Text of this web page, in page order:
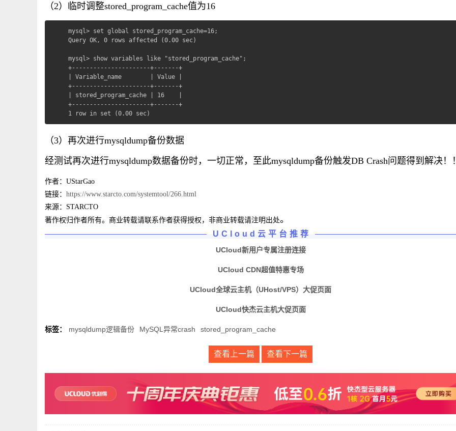
（2）临时调整stored_program_cache值为16
mysql> set global stored_program_cache=16;
Query OK, 0 rows affected (0.00 sec)
mysql> show variables like "stored_program_cache";
+----------------------+-------+
| Variable_name        | Value |
+----------------------+-------+
| stored_program_cache | 16    |
+----------------------+-------+
1 row in set (0.00 sec)
（3）再次进行mysqldump备份数据
经测试再次进行mysqldump数据备份时，一切正常，至此mysqldump备份触发DB Crash问题得到解决！
作者：UStarGao
链接： https://www.starcto.com/systemtool/266.html
来源：STARCTO
著作权归作者所有。商业转载请联系作者获得授权，非商业转载请注明出处。
UCloud云平台推荐
UCloud新用户专属注册连接
UCloud CDN超值特惠专场
UCloud全球云主机（UHost/VPS）大促页面
UCloud快杰云主机大促页面
标签： mysqldump逻辑备份 MySQL异常crash stored_program_cache
查看上一篇 查看下一篇